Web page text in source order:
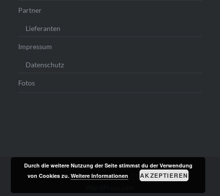
Partner
Lieferanten
Impressum
Datenschutz
Fotos
Stolz präsentiert von WordPress
Theme: Dyad von
Durch die weitere Nutzung der Seite stimmst du der Verwendung
von Cookies zu.Weitere Informationen AKZEPTIEREN